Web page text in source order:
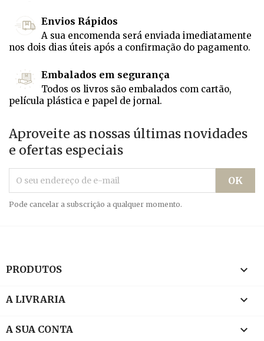
Envios Rápidos
A sua encomenda será enviada imediatamente
nos dois dias úteis após a confirmação do pagamento.
Embalados em segurança
Todos os livros são embalados com cartão,
película plástica e papel de jornal.
Aproveite as nossas últimas novidades
e ofertas especiais
Pode cancelar a subscrição a qualquer momento.
PRODUTOS 
A LIVRARIA 
A SUA CONTA 